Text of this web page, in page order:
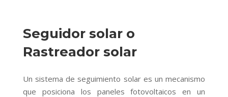
Seguidor solar o
Rastreador solar
Un sistema de seguimiento solar es un mecanismo
que posiciona los paneles fotovoltaicos en un